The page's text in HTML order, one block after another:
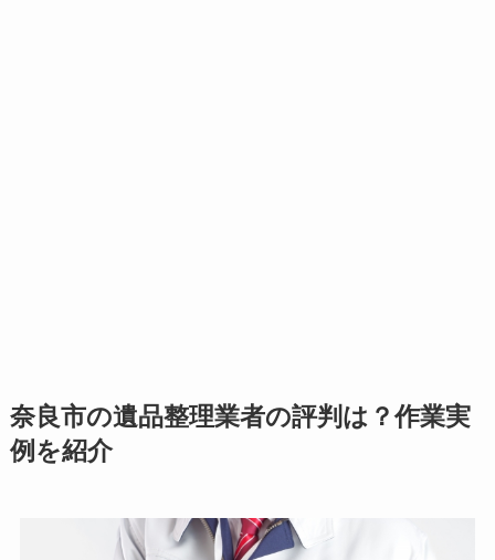
奈良市の遺品整理業者の評判は？作業実
例を紹介